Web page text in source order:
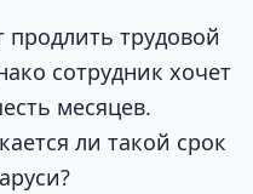
продлить трудовой
сотрудник хочет
месяцев.
ли такой срок